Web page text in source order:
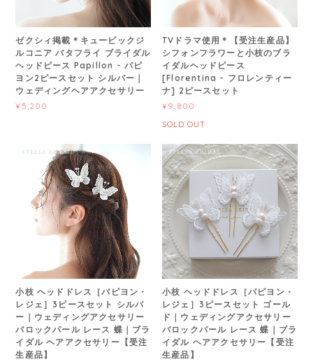
ゼクシィ掲載＊キュービックジ
ルコニア バタフライ ブライダル
ヘッドピース Papillon - パピ
ヨン2ピースセット シルバー｜
ウェディングヘアアクセサリー
¥5,200
TVドラマ使用＊【受注生産品】
シフォンフラワーと小枝のブラ
イダルヘッドピース
[Florentina - フロレンティー
ナ] 2ピースセット
¥9,800
SOLD OUT
小枝 ヘッドドレス［パピヨン・
レジェ］3ピースセット シルバ
ー｜ウェディングアクセサリー
バロックパール レース 蝶｜ブラ
イダル ヘアアクセサリー【受注
生産品】
小枝 ヘッドドレス［パピヨン・
レジェ］3ピースセット ゴール
ド｜ウェディングアクセサリー
バロックパール レース 蝶｜ブラ
イダル ヘアアクセサリー【受注
生産品】